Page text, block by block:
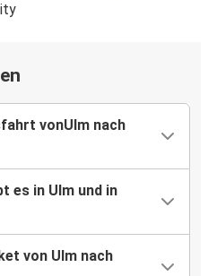
vonUlm nach
es in Ulm und in
von Ulm nach